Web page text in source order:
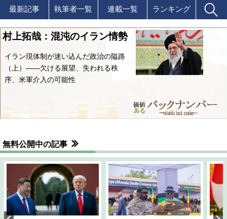
最新記事 執筆者一覧 連載一覧 ランキング
村上拓哉：混沌のイラン情勢
イラン現体制が迷い込んだ政治の隘路
（上）――欠ける展望、失われる秩
序、米軍介入の可能性
無料公開中の記事